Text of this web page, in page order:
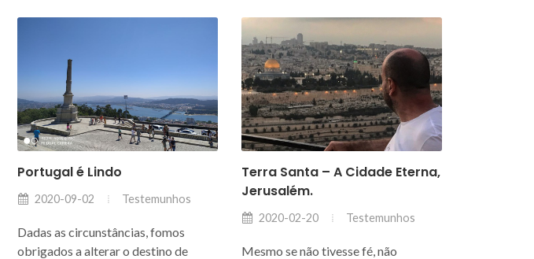
Portugal é Lindo
2020-09-02 Testemunhos
Dadas as circunstâncias, fomos
obrigados a alterar o destino de
Terra Santa – A Cidade Eterna,
Jerusalém.
2020-02-20 Testemunhos
Mesmo se não tivesse fé, não